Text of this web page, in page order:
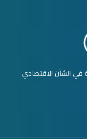
في الشأن الاقتصادي